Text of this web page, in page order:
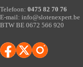
Telefoon: 0475 82 70 76
E-mail: info@slotenexpert.be
BTW BE 0672 566 920